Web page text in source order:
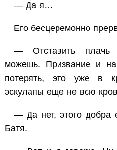
— Да я…
Его бесцеремонно
— Отставить
можешь. Призвание и
потерять, это уже в
эскулапы еще не всю
— Да нет, этого добра
Батя.